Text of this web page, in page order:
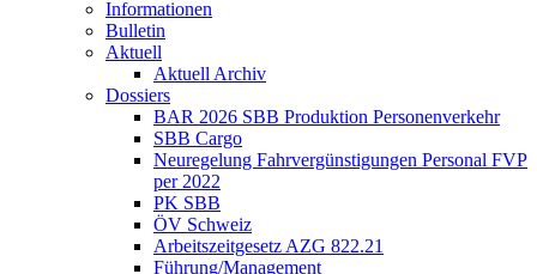
Informationen
Bulletin
Aktuell
Aktuell Archiv
Dossiers
BAR 2026 SBB Produktion Personenverkehr
SBB Cargo
Neuregelung Fahrvergünstigungen Personal FVP
per 2022
PK SBB
ÖV Schweiz
Arbeitszeitgesetz AZG 822.21
Führung/Management